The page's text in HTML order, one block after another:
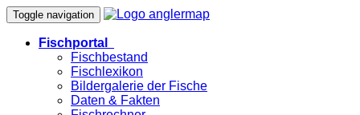
Toggle navigation
Fischportal
Fischbestand
Fischlexikon
Bildergalerie der Fische
Daten & Fakten